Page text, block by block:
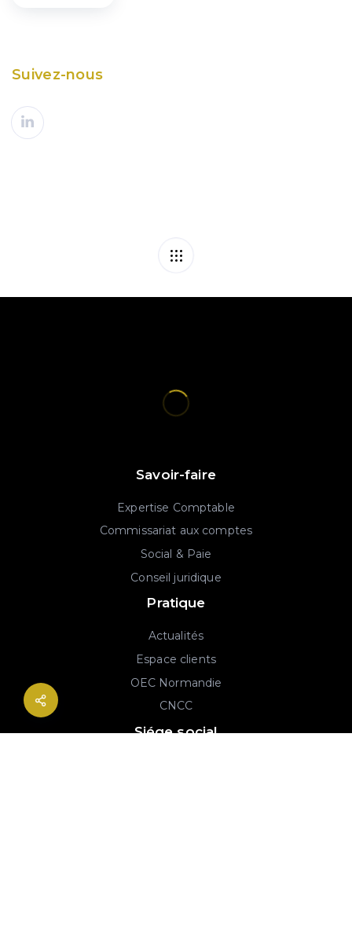
Suivez-nous
Savoir-faire
Expertise Comptable
Commissariat aux comptes
Social & Paie
Conseil juridique
Pratique
Actualités
Espace clients
OEC Normandie
CNCC
Siége social